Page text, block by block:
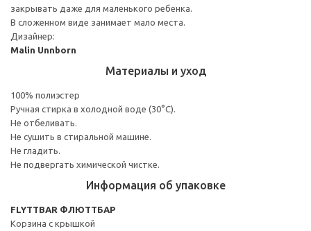
закрывать даже для маленького ребенка.
В сложенном виде занимает мало места.
Дизайнер:
Malin Unnborn
Материалы и уход
100% полиэстер
Ручная стирка в холодной воде (30°C).
Не отбеливать.
Не сушить в стиральной машине.
Не гладить.
Не подвергать химической чистке.
Информация об упаковке
FLYTTBAR ФЛЮТТБАР
Корзина c крышкой